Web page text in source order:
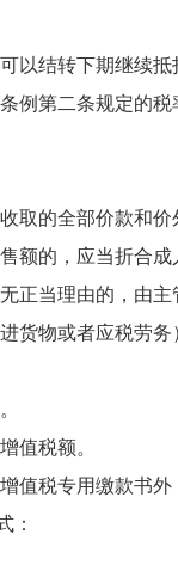
结转下期继续抵
二条规定的税
全部价款和价
的，应当折合成
当理由的，由主
或者应税劳务
值税额。
税专用缴款书外
：